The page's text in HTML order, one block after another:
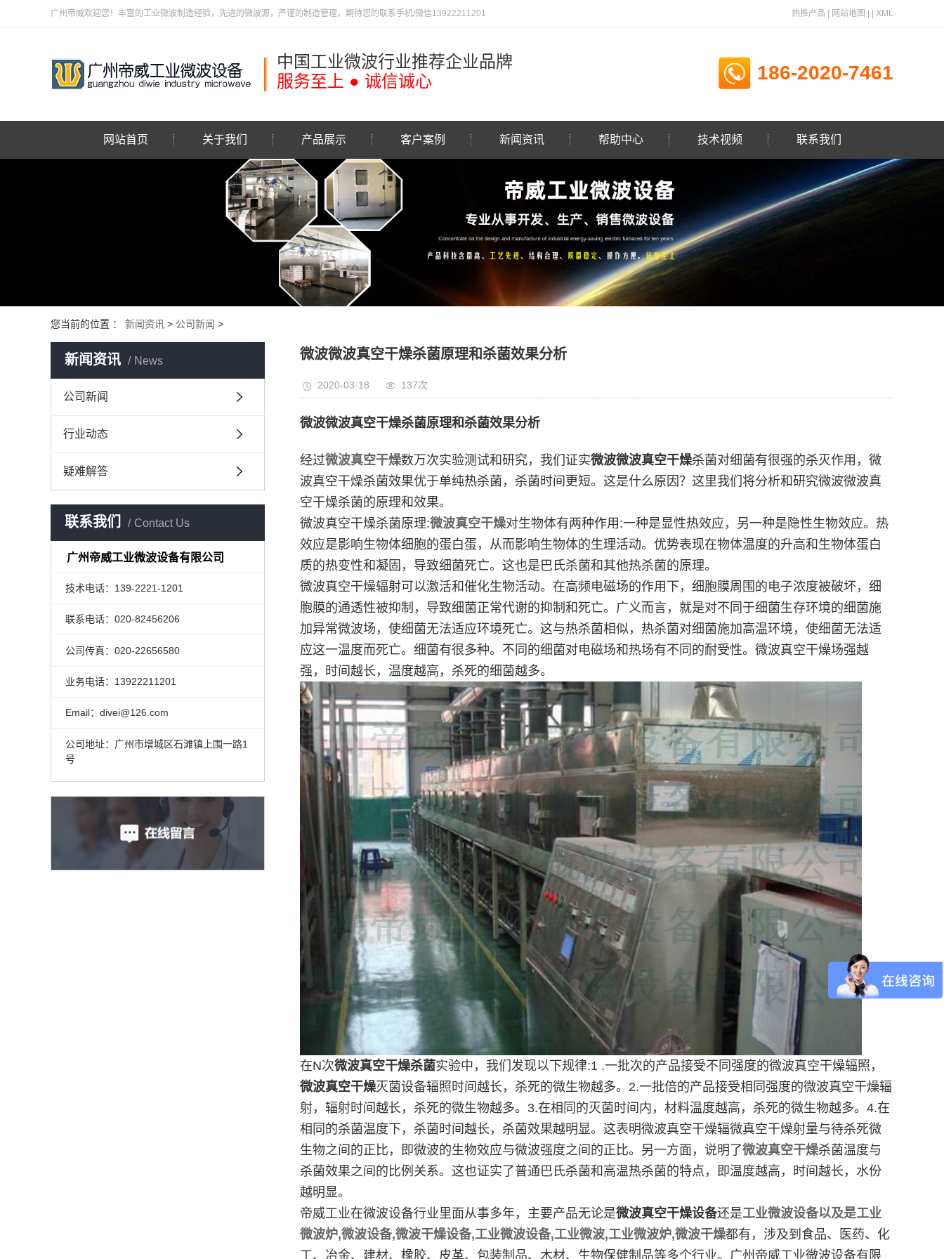
广州帝威欢迎您！丰富的工业微波制造经验，先进的微波源，严谨的制造管理，期待您的联系手机/微信13922211201 热推产品 网站地图 XML
中国工业微波行业推荐企业品牌
服务至上 ● 诚信诚心
186-2020-7461
网站首页 关于我们 产品展示 客户案例 新闻资讯 帮助中心 技术视频 联系我们
您当前的位置 ： 新闻资讯 > 公司新闻 >
新闻资讯 News
公司新闻
行业动态
疑难解答
联系我们 Contact Us
广州帝威工业微波设备有限公司
技术电话：139-2221-1201
联系电话：020-82456206
公司传真：020-22656580
业务电话：13922211201
Email：divei@126.com
公司地址：广州市增城区石滩镇上围一路1
号
微波微波真空干燥杀菌原理和杀菌效果分析
2020-03-18 137次
微波微波真空干燥杀菌原理和杀菌效果分析
经过微波真空干燥数万次实验测试和研究，我们证实微波微波真空干燥杀菌对细菌有很强的杀灭作用，微
波真空干燥杀菌效果优于单纯热杀菌，杀菌时间更短。这是什么原因？这里我们将分析和研究微波微波真
空干燥杀菌的原理和效果。
微波真空干燥杀菌原理:微波真空干燥对生物体有两种作用:一种是显性热效应，另一种是隐性生物效应。热
效应是影响生物体细胞的蛋白蛋，从而影响生物体的生理活动。优势表现在物体温度的升高和生物体蛋白
质的热变性和凝固，导致细菌死亡。这也是巴氏杀菌和其他热杀菌的原理。
微波真空干燥辐射可以激活和催化生物活动。在高频电磁场的作用下，细胞膜周围的电子浓度被破坏，细
胞膜的通透性被抑制，导致细菌正常代谢的抑制和死亡。广义而言，就是对不同于细菌生存环境的细菌施
加异常微波场，使细菌无法适应环境死亡。这与热杀菌相似，热杀菌对细菌施加高温环境，使细菌无法适
应这一温度而死亡。细菌有很多种。不同的细菌对电磁场和热场有不同的耐受性。微波真空干燥场强越
强，时间越长，温度越高，杀死的细菌越多。
在N次微波真空干燥杀菌实验中，我们发现以下规律:1 .一批次的产品接受不同强度的微波真空干燥辐照，
微波真空干燥灭菌设备辐照时间越长，杀死的微生物越多。2.一批倍的产品接受相同强度的微波真空干燥辐
射，辐射时间越长，杀死的微生物越多。3.在相同的灭菌时间内，材料温度越高，杀死的微生物越多。4.在
相同的杀菌温度下，杀菌时间越长，杀菌效果越明显。这表明微波真空干燥辐微真空干燥射量与待杀死微
生物之间的正比，即微波的生物效应与微波强度之间的正比。另一方面，说明了微波真空干燥杀菌温度与
杀菌效果之间的比例关系。这也证实了普通巴氏杀菌和高温热杀菌的特点，即温度越高，时间越长，水份
越明显。
帝威工业在微波设备行业里面从事多年，主要产品无论是微波真空干燥设备还是工业微波设备以及是工业
微波炉,微波设备,微波干燥设备,工业微波设备,工业微波,工业微波炉,微波干燥都有，涉及到食品、医药、化
工、冶金、建材、橡胶、皮革、包装制品、木材、生物保健制品等多个行业。广州帝威工业微波设备有限